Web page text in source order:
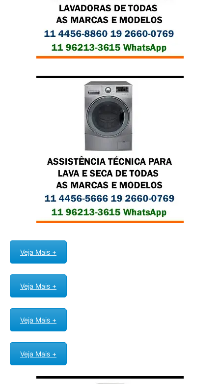
Veja Mais +
Veja Mais +
Veja Mais +
Veja Mais +